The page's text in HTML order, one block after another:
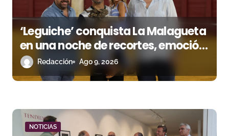
‘Leguiche’ conquista La Malagueta
en una noche de recortes, emoción
y gran ambiente
Redacción Ago 9, 2026
NOTICIAS